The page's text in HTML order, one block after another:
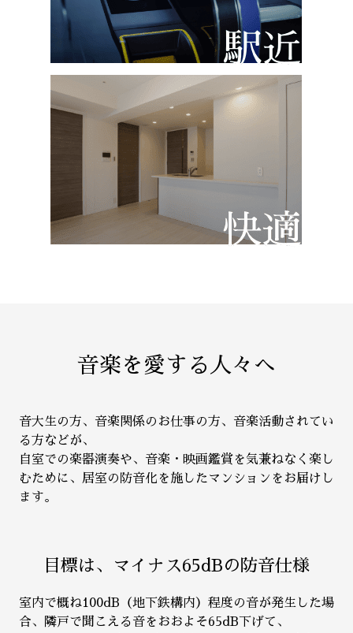
音楽を愛する人々へ
音大生の方、音楽関係のお仕事の方、音楽活動されてい
る方などが、
自室での楽器演奏や、音楽・映画鑑賞を気兼ねなく楽し
むために、居室の防音化を施したマンションをお届けし
ます。
目標は、マイナス65dBの防音仕様
室内で概ね100dB（地下鉄構内）程度の音が発生した場
合、隣戸で聞こえる音をおおよそ65dB下げて、